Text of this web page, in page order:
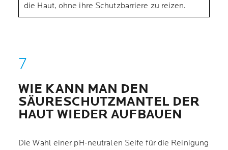
die Haut, ohne ihre Schutzbarriere zu reizen.
WIE KANN MAN DEN
SÄURESCHUTZMANTEL DER
HAUT WIEDER AUFBAUEN
Die Wahl einer pH-neutralen Seife für die Reinigung